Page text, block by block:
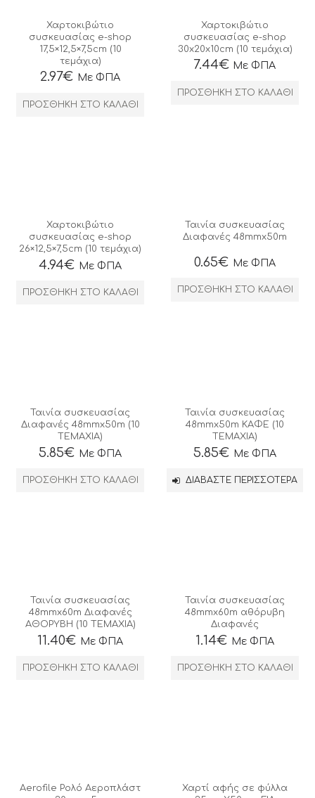
Χαρτοκιβώτιο
συσκευασίας e-shop
17,5×12,5×7,5cm (10
τεμάχια)
2.97€ Με ΦΠΑ
ΠΡΟΣΘΉΚΗ ΣΤΟ ΚΑΛΆΘΙ
Χαρτοκιβώτιο
συσκευασίας e-shop
30x20x10cm (10 τεμάχια)
7.44€ Με ΦΠΑ
ΠΡΟΣΘΉΚΗ ΣΤΟ ΚΑΛΆΘΙ
Χαρτοκιβώτιο
συσκευασίας e-shop
26×12,5×7,5cm (10 τεμάχια)
4.94€ Με ΦΠΑ
ΠΡΟΣΘΉΚΗ ΣΤΟ ΚΑΛΆΘΙ
Ταινία συσκευασίας
Διαφανές 48mmx50m
0.65€ Με ΦΠΑ
ΠΡΟΣΘΉΚΗ ΣΤΟ ΚΑΛΆΘΙ
Ταινία συσκευασίας
Διαφανές 48mmx50m (10
ΤΕΜΑΧΙΑ)
5.85€ Με ΦΠΑ
ΠΡΟΣΘΉΚΗ ΣΤΟ ΚΑΛΆΘΙ
Ταινία συσκευασίας
48mmx50m ΚΑΦΕ (10
ΤΕΜΑΧΙΑ)
5.85€ Με ΦΠΑ
ΔΙΑΒΆΣΤΕ ΠΕΡΙΣΣΌΤΕΡΑ
Ταινία συσκευασίας
48mmx60m Διαφανές
ΑΘΟΡΥΒΗ (10 ΤΕΜΑΧΙΑ)
11.40€ Με ΦΠΑ
ΠΡΟΣΘΉΚΗ ΣΤΟ ΚΑΛΆΘΙ
Ταινία συσκευασίας
48mmx60m αθόρυβη
Διαφανές
1.14€ Με ΦΠΑ
ΠΡΟΣΘΉΚΗ ΣΤΟ ΚΑΛΆΘΙ
Aerofile Ρολό Αεροπλάστ
Χαρτί αφής σε φύλλα